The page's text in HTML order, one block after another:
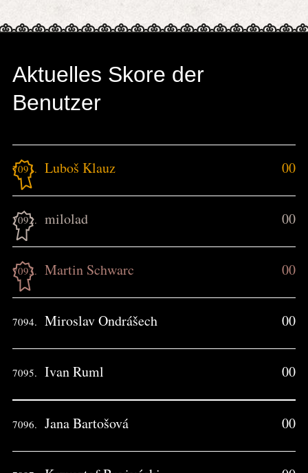
Aktuelles Skore der
Benutzer
7091. Luboš Klauz 00
7092. milolad 00
7093. Martin Schwarc 00
7094. Miroslav Ondrášech 00
7095. Ivan Ruml 00
7096. Jana Bartošová 00